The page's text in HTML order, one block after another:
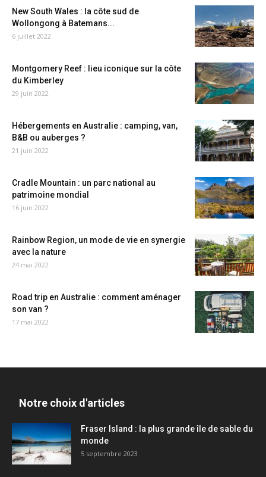
New South Wales : la côte sud de
Wollongong à Batemans...
6 juillet 2022
Montgomery Reef : lieu iconique sur la côte
du Kimberley
29 juin 2022
Hébergements en Australie : camping, van,
B&B ou auberges ?
21 juin 2022
Cradle Mountain : un parc national au
patrimoine mondial
16 juin 2022
Rainbow Region, un mode de vie en synergie
avec la nature
24 mai 2022
Road trip en Australie : comment aménager
son van ?
17 mai 2022
Notre choix d'articles
Fraser Island : la plus grande île de sable du
monde
5 septembre 2023